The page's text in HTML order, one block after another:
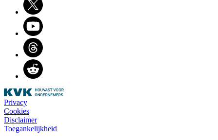
Youtube
Threads
Reddit
Privacy
Cookies
Disclaimer
Toegankelijkheid